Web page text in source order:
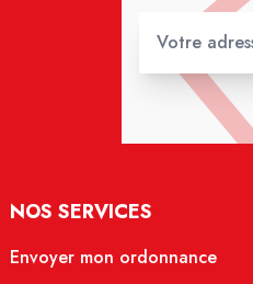
NOS SERVICES
Envoyer mon ordonnance